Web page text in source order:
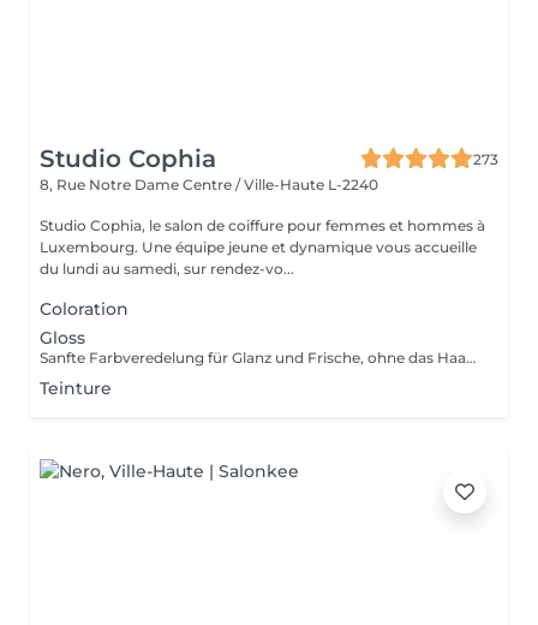
Studio Cophia
273
8, Rue Notre Dame Centre / Ville-Haute L-2240
Studio Cophia, le salon de coiffure pour femmes et hommes à
Luxembourg. Une équipe jeune et dynamique vous accueille
du lundi au samedi, sur rendez-vo...
Coloration
Gloss
Sanfte Farbveredelung für Glanz und Frische, ohne das Haar zu belasten. Gentle color refinement for shine and freshness, without stressing the hair. Soin colorant léger pour éclat et fraîcheur, sans agresser les cheveux.
Teinture